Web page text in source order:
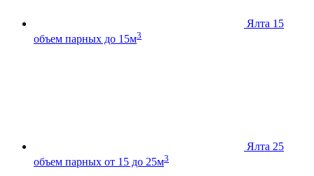
Ялта 15
объем парных до 15м3
Ялта 25
объем парных от 15 до 25м3